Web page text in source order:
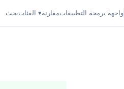
بحث الفئات ▾مقارنةواجهة برمجة التطبيقات